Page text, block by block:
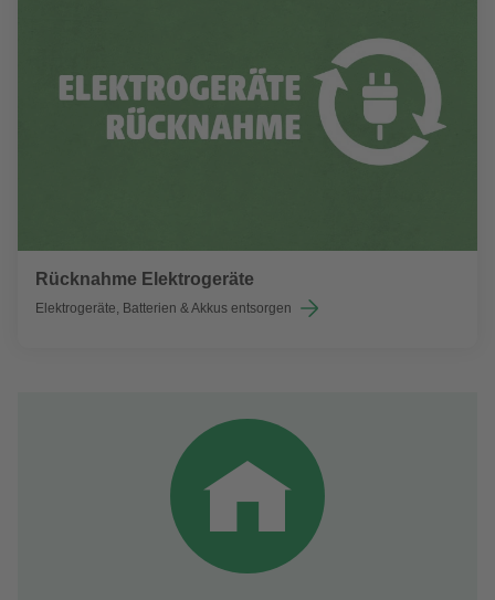
Rücknahme Elektrogeräte
Elektrogeräte, Batterien & Akkus entsorgen